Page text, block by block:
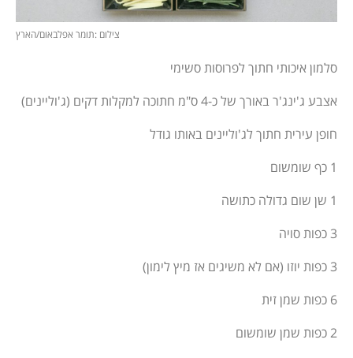
צילום :תומר אפלבאום/הארץ
סלמון איכותי חתוך לפרוסות סשימי
אצבע ג'ינג'ר באורך של כ-4 ס"מ חתוכה למקלות דקים (ג'וליינים)
חופן עירית חתוך לג'וליינים באותו גודל
1 כף שומשום
1 שן שום גדולה כתושה
3 כפות סויה
3 כפות יוזו (אם לא משיגים אז מיץ לימון)
6 כפות שמן זית
2 כפות שמן שומשום